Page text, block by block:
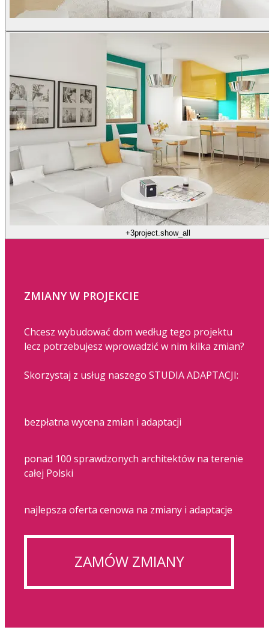
+3project.show_all
ZMIANY W PROJEKCIE
Chcesz wybudować dom według tego projektu
lecz potrzebujesz wprowadzić w nim kilka zmian?
Skorzystaj z usług naszego STUDIA ADAPTACJI:
bezpłatna wycena zmian i adaptacji
ponad 100 sprawdzonych architektów na terenie
całej Polski
najlepsza oferta cenowa na zmiany i adaptacje
ZAMÓW ZMIANY